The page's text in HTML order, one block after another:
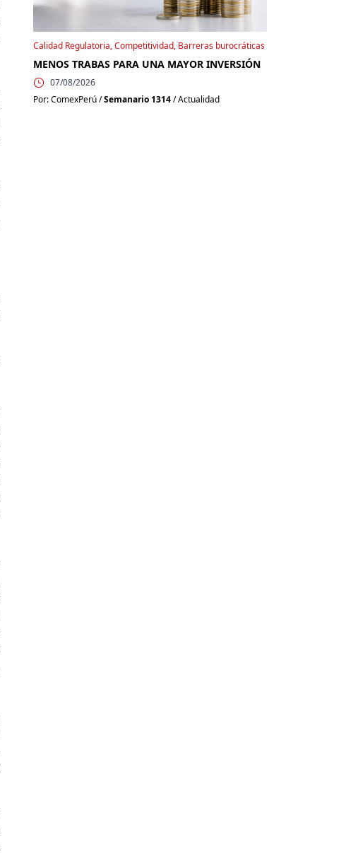
Calidad Regulatoria, Competitividad, Barreras burocráticas
MENOS TRABAS PARA UNA MAYOR INVERSIÓN
07/08/2026
Por: ComexPerú /Semanario 1314/ Actualidad